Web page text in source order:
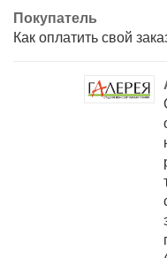
Покупатель
Как оплатить свой